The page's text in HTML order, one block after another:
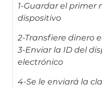
1-Guardar el primer
dispositivo
2-Transfiere dinero
3-Enviar la ID del
electrónico
4-Se le enviará la